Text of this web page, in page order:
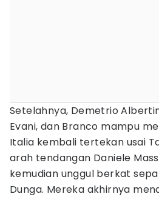
Setelahnya, Demetrio
Evani, dan Branco mampu
Italia kembali tertekan usai
arah tendangan Daniele
kemudian unggul berkat
Dunga. Mereka akhirnya